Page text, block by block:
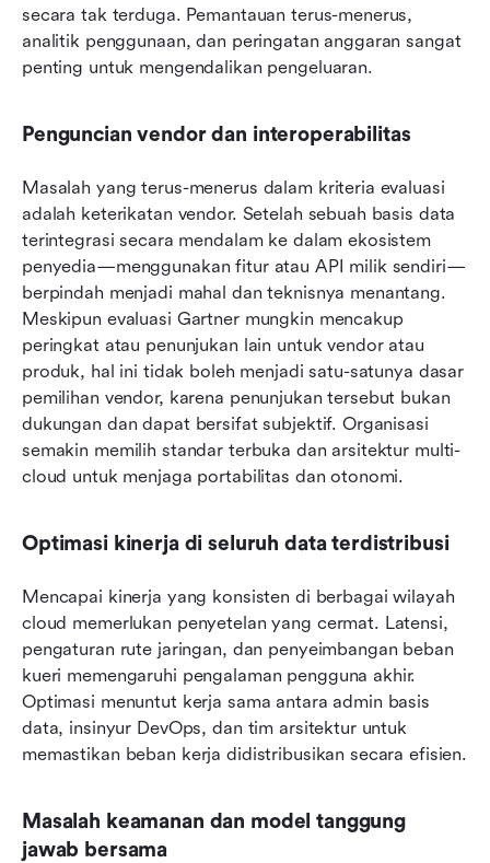
secara tak terduga. Pemantauan terus-menerus,
analitik penggunaan, dan peringatan anggaran sangat
penting untuk mengendalikan pengeluaran.
Penguncian vendor dan interoperabilitas
Masalah yang terus-menerus dalam kriteria evaluasi
adalah keterikatan vendor. Setelah sebuah basis data
terintegrasi secara mendalam ke dalam ekosistem
penyedia—menggunakan fitur atau API milik sendiri—
berpindah menjadi mahal dan teknisnya menantang.
Meskipun evaluasi Gartner mungkin mencakup
peringkat atau penunjukan lain untuk vendor atau
produk, hal ini tidak boleh menjadi satu-satunya dasar
pemilihan vendor, karena penunjukan tersebut bukan
dukungan dan dapat bersifat subjektif. Organisasi
semakin memilih standar terbuka dan arsitektur multi-
cloud untuk menjaga portabilitas dan otonomi.
Optimasi kinerja di seluruh data terdistribusi
Mencapai kinerja yang konsisten di berbagai wilayah
cloud memerlukan penyetelan yang cermat. Latensi,
pengaturan rute jaringan, dan penyeimbangan beban
kueri memengaruhi pengalaman pengguna akhir.
Optimasi menuntut kerja sama antara admin basis
data, insinyur DevOps, dan tim arsitektur untuk
memastikan beban kerja didistribusikan secara efisien.
Masalah keamanan dan model tanggung
jawab bersama